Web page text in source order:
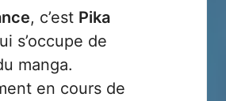
, c’est Pika
s’occupe de
manga.
en cours de